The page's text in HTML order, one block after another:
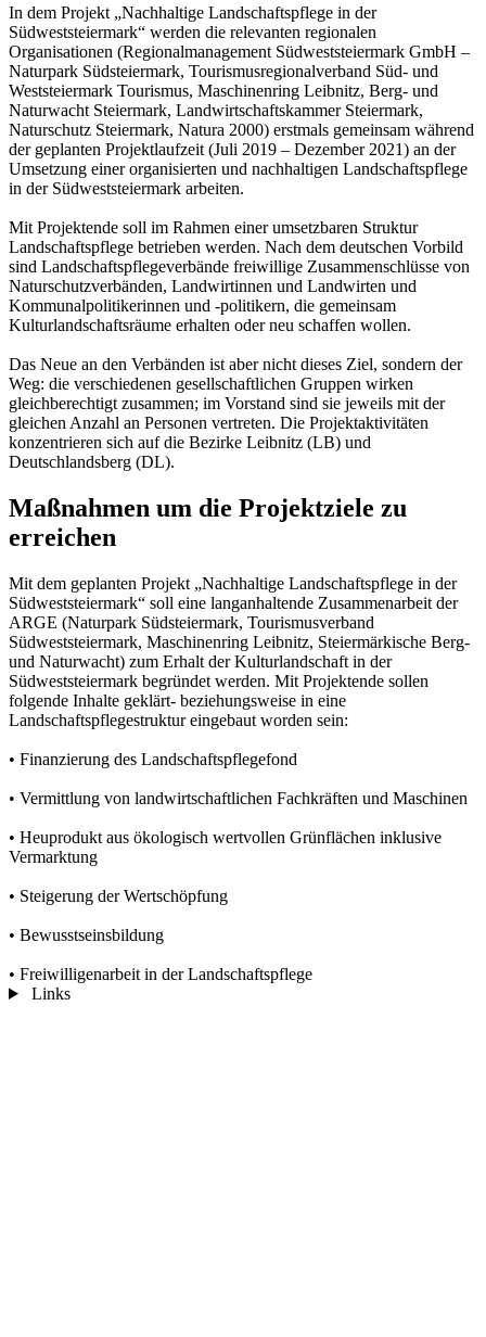
In dem Projekt „Nachhaltige Landschaftspflege in der
Südweststeiermark“ werden die relevanten regionalen
Organisationen (Regionalmanagement Südweststeiermark GmbH –
Naturpark Südsteiermark, Tourismusregionalverband Süd- und
Weststeiermark Tourismus, Maschinenring Leibnitz, Berg- und
Naturwacht Steiermark, Landwirtschaftskammer Steiermark,
Naturschutz Steiermark, Natura 2000) erstmals gemeinsam während
der geplanten Projektlaufzeit (Juli 2019 – Dezember 2021) an der
Umsetzung einer organisierten und nachhaltigen Landschaftspflege
in der Südweststeiermark arbeiten.
Mit Projektende soll im Rahmen einer umsetzbaren Struktur
Landschaftspflege betrieben werden. Nach dem deutschen Vorbild
sind Landschaftspflegeverbände freiwillige Zusammenschlüsse von
Naturschutzverbänden, Landwirtinnen und Landwirten und
Kommunalpolitikerinnen und -politikern, die gemeinsam
Kulturlandschaftsräume erhalten oder neu schaffen wollen.
Das Neue an den Verbänden ist aber nicht dieses Ziel, sondern der
Weg: die verschiedenen gesellschaftlichen Gruppen wirken
gleichberechtigt zusammen; im Vorstand sind sie jeweils mit der
gleichen Anzahl an Personen vertreten. Die Projektaktivitäten
konzentrieren sich auf die Bezirke Leibnitz (LB) und
Deutschlandsberg (DL).
Maßnahmen um die Projektziele zu
erreichen
Mit dem geplanten Projekt „Nachhaltige Landschaftspflege in der
Südweststeiermark“ soll eine langanhaltende Zusammenarbeit der
ARGE (Naturpark Südsteiermark, Tourismusverband
Südweststeiermark, Maschinenring Leibnitz, Steiermärkische Berg-
und Naturwacht) zum Erhalt der Kulturlandschaft in der
Südweststeiermark begründet werden. Mit Projektende sollen
folgende Inhalte geklärt- beziehungsweise in eine
Landschaftspflegestruktur eingebaut worden sein:
• Finanzierung des Landschaftspflegefond
• Vermittlung von landwirtschaftlichen Fachkräften und Maschinen
• Heuprodukt aus ökologisch wertvollen Grünflächen inklusive
Vermarktung
• Steigerung der Wertschöpfung
• Bewusstseinsbildung
• Freiwilligenarbeit in der Landschaftspflege
Links